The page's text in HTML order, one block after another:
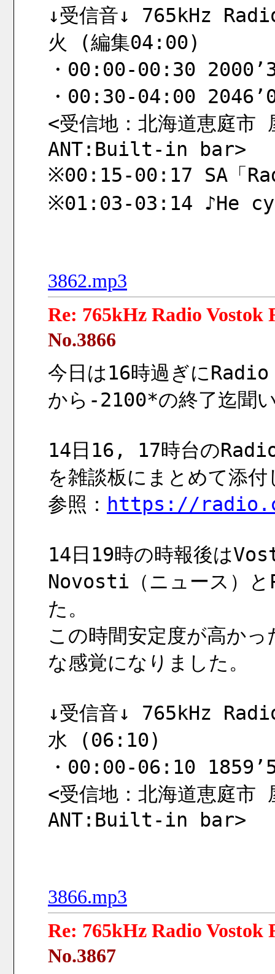
↓受信音↓ 765kHz
火 (編集04:00)
・00:00-00:30
・00:30-04:00
<受信地：北海道恵庭市
ANT:Built-in bar>
※00:15-00:17 SA「
※01:03-03:14 ♪Не
3862.mp3
Re: 765kHz Radio Vostok
No.3866
今日は16時過ぎに
から-2100*の終了迄聞
14日16, 17時台の
を雑談板にまとめて添
参照： https://
14日19時の時報後は
Novosti（ニュース）と
た。
この時間安定度が高か
な感覚になりました。
↓受信音↓ 765kHz
水 (06:10)
・00:00-06:10
<受信地：北海道恵庭市
ANT:Built-in bar>
3866.mp3
Re: 765kHz Radio Vostok
No.3867